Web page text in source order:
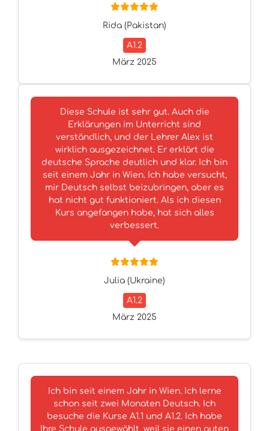
Rida (Pakistan)
A1.2
März 2025
Diese Schule ist sehr gut. Auch die
Erklärungen im Unterricht sind
verständlich, und der Lehrer Alex ist
wirklich ausgezeichnet. Er erklärt die
deutsche Sprache deutlich und klar. Ich bin
seit einem Jahr in Wien. Ich habe versucht,
mir Deutsch selbst beizubringen, aber es
hat nicht gut funktioniert. Als ich diesen
Kurs angefangen habe, hat sich alles
verbessert.
Julia (Ukraine)
A1.2
März 2025
Ich bin seit einem Jahr in Wien. Ich lerne
schon seit zwei Monaten Deutsch. Ich
besuche die Kurse A1.1 und A1.2. Ich habe
Ihre Schule ausgewählt, weil sie einen guten